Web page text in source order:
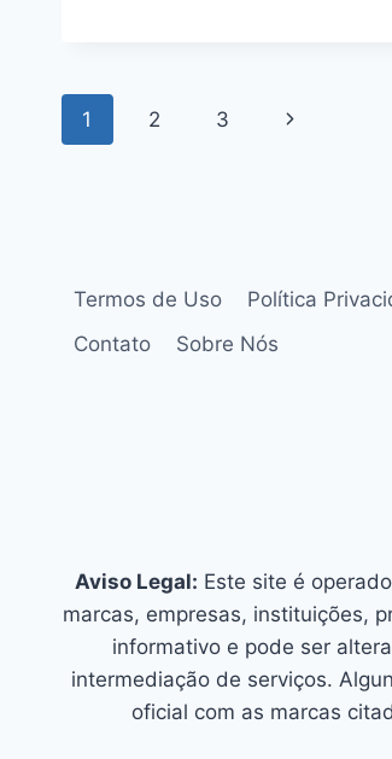
1 2 3
Termos de Uso
Política
Contato
Sobre Nós
Aviso Legal: Este site é
marcas, empresas, instituições,
informativo e pode ser
intermediação de serviços.
oficial com as marcas